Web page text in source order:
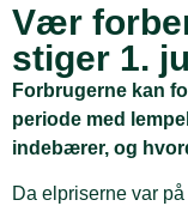
Vær
stiger 1.
Forbrugerne kan
periode med
indebærer, og
Da elpriserne var